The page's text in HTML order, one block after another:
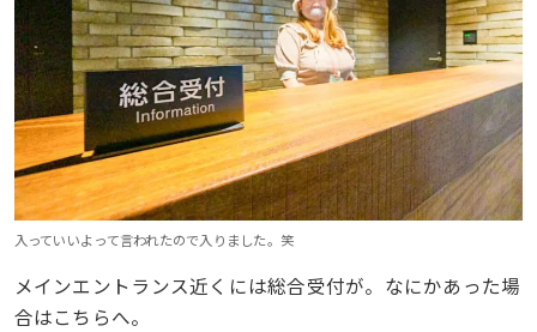
入っていいよって言われたので入りました。笑
メインエントランス近くには総合受付が。なにかあった場
合はこちらへ。